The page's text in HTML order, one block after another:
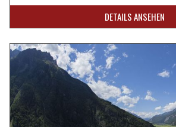
DETAILS ANSEHEN